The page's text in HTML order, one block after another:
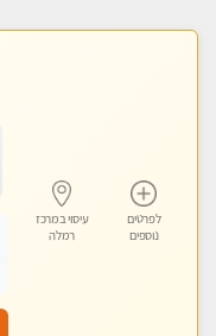
לפרטים
נוספים
עיסוי במרכז
רמלה